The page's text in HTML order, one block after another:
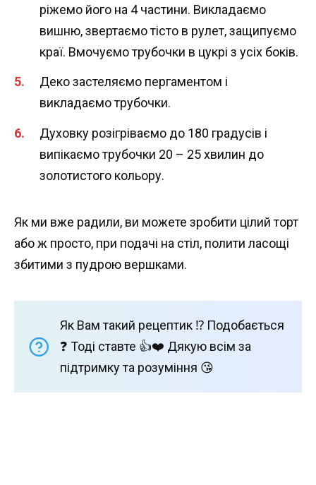
ріжемо його на 4 частини. Викладаємо
вишню, звертаємо тісто в рулет, защипуємо
краї. Вмочуємо трубочки в цукрі з усіх боків.
Деко застеляємо пергаментом і
викладаємо трубочки.
Духовку розігріваємо до 180 градусів і
випікаємо трубочки 20 – 25 хвилин до
золотистого кольору.
Як ми вже радили, ви можете зробити цілий торт
або ж просто, при подачі на стіл, полити ласощі
збитими з пудрою вершками.
Як Вам такий рецептик ⁉️ Подобається
❓ Тоді ставте 👍❤️ Дякую всім за
підтримку та розуміння 😘